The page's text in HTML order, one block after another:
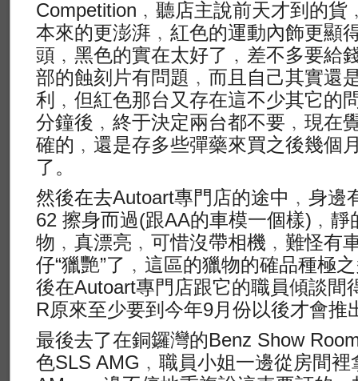
Competition﹐聽店主說前天才到的貨
本來的更澎湃﹐紅色的運動內飾更顯
頭﹐黑色的實在太好了﹐差不多要給
部的蝕刻片有問題﹐而且自己其實還
利﹐但紅色那台又存在這不少其它的
分鐘後﹐終于決定兩台都不要﹐現在
確的﹐還是存多些彈藥來買之後幾個
了。
然後在去Autoart專門店的途中﹐身邊
62 擦身而過(跟AA的車模一個樣)﹐
物﹐真漂亮﹐可惜沒帶相機﹐難怪有
仔“獵艷”了﹐這區的獵物的確品種極
後在Autoart專門店跟它的職員傾談間
R原來至少要到今年9月份以後才會推
最後去了在銅鑼灣的Benz Show
色SLS AMG﹐職員小姐一邊從房間